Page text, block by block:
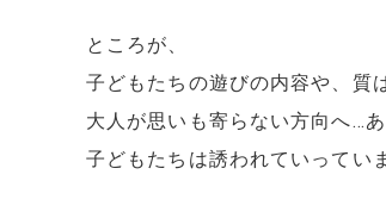
ところが、
子どもたちの遊びの内容や、質
大人が思いも寄らない方向へ…
子どもたちは誘われていってい